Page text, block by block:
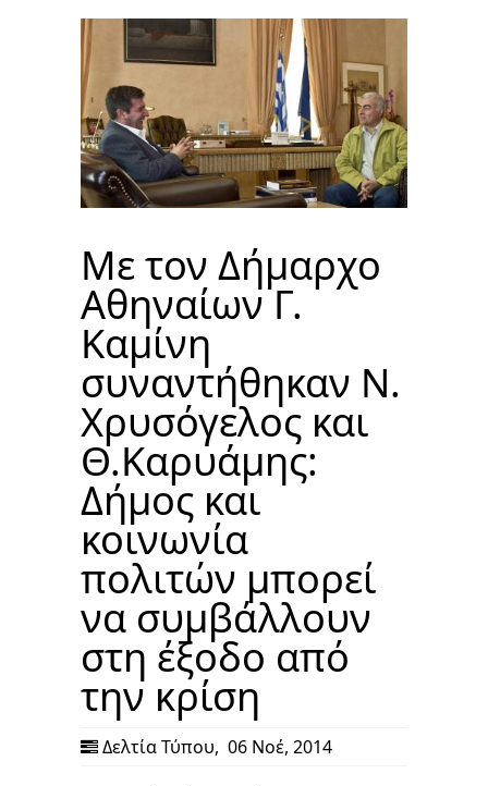
Με τον Δήμαρχο
Αθηναίων Γ.
Καμίνη
συναντήθηκαν Ν.
Χρυσόγελος και
Θ.Καρυάμης:
Δήμος και
κοινωνία
πολιτών μπορεί
να συμβάλλουν
στη έξοδο από
την κρίση
Δελτία Τύπου, 06 Νοέ, 2014